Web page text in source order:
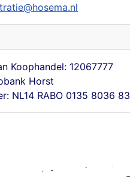
Koophandel: 12067777
Horst
NL14 RABO 0135 8036 83